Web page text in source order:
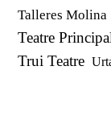
Talleres Molina
Teatre
Trui Teatre